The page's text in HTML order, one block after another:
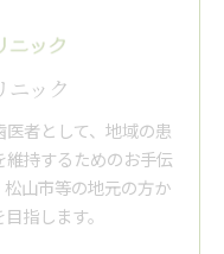
ニック
者として、地域の患
持するためのお手伝
山市等の地元の方か
指します。